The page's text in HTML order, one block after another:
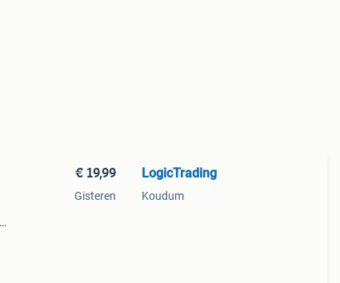
€ 19,99
Gisteren
LogicTrading
Koudum